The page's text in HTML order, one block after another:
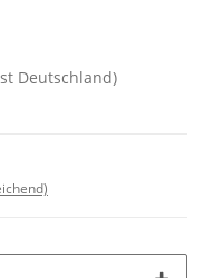
Deutschland)